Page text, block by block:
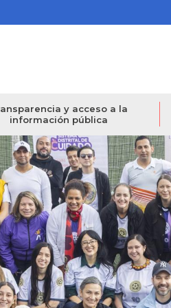
y acceso a la
información pública